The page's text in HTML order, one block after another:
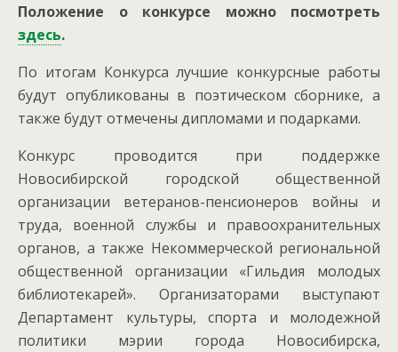
Положение о конкурсе можно посмотреть
здесь.
По итогам Конкурса лучшие конкурсные работы
будут опубликованы в поэтическом сборнике, а
также будут отмечены дипломами и подарками.
Конкурс проводится при поддержке
Новосибирской городской общественной
организации ветеранов-пенсионеров войны и
труда, военной службы и правоохранительных
органов, а также Некоммерческой региональной
общественной организации «Гильдия молодых
библиотекарей». Организаторами выступают
Департамент культуры, спорта и молодежной
политики мэрии города Новосибирска,